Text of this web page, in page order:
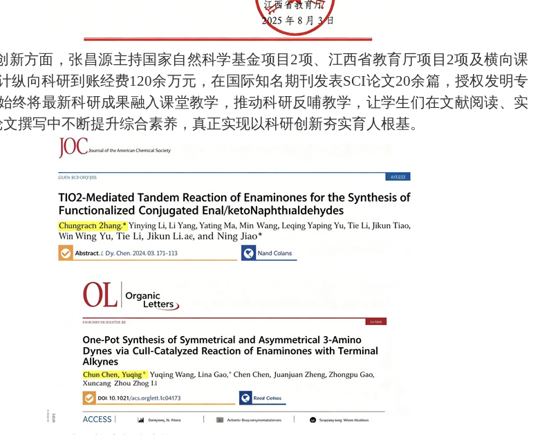
新方面，张昌源主持国家自然科学基金项目 2项、江西省教育厅项目2项及横向课
纵向科研到账经费120余万元，在国际知名期刊发表SCI论文20余篇，授权发明专
终将最新科研成果融入课堂教学，推动科研反哺教学，让学生们在文献阅读、实
撰写中不断提升综合素养，真正实现以科研创新夯实育人根基。